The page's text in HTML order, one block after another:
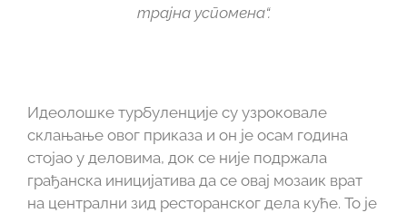
трајна успомена“.
Идеолошке турбуленције су узроковале
склањање овог приказа и он је осам година
стојао у деловима, док се није подржала
грађанска иницијатива да се овај мозаик врат
на централни зид ресторанског дела куће. То је